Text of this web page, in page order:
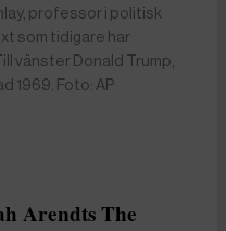
professor i politisk
som tidigare har
vänster Donald Trump,
1969. Foto: AP
Arendts The